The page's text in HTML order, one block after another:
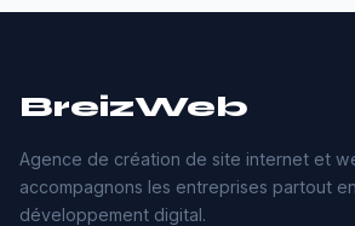
BreizWeb
Agence de création de site internet et
accompagnons les entreprises partout
développement digital.